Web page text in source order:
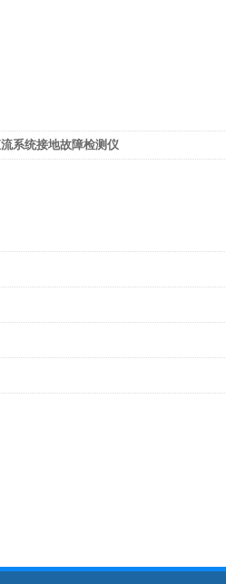
系统接地故障检测仪